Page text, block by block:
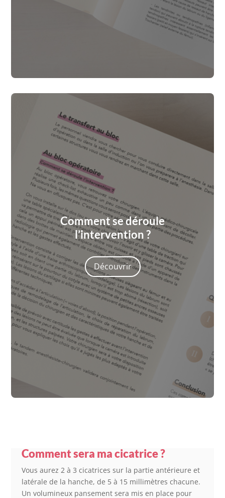
Comment se déroule
l’intervention ?
Découvrir
Comment sera ma cicatrice ?
Vous aurez 2 à 3 cicatrices sur la partie antérieure et
latérale de la hanche, de 5 à 15 millimètres chacune.
Un volumineux pansement sera mis en place pour